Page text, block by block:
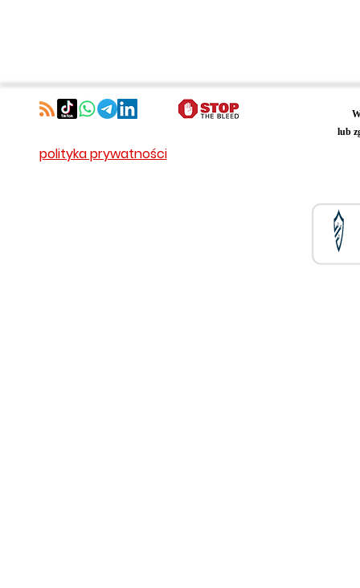
lub
polityka prywatności